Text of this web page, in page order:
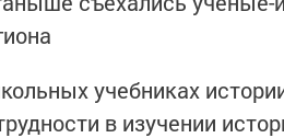
учебниках
в изучении